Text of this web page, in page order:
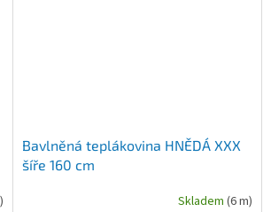
Bavlněná teplákovina HNĚDÁ XXX
šíře 160 cm
Skladem (6 m)